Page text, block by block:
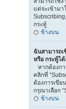
แต่จะเข้าม
กระทู้
ข้างบน
ฉันสามารถ
หรือ กระทู้ได้
หากต้องก
คลิกที่
ต้องการเขีย
กรุณาเลือก
ข้างบน